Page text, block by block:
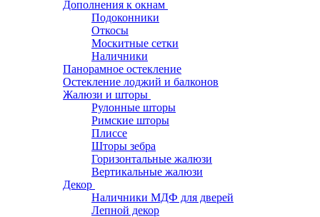
Дополнения к окнам
Подоконники
Откосы
Москитные сетки
Наличники
Панорамное остекление
Остекление лоджий и балконов
Жалюзи и шторы
Рулонные шторы
Римские шторы
Плиссе
Шторы зебра
Горизонтальные жалюзи
Вертикальные жалюзи
Декор
Наличники МДФ для дверей
Лепной декор